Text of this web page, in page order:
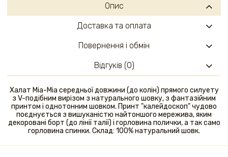
Опис
Халат Mia-Mia середньої довжини (до колін) прямого силуету
з V-подібним вирізом з натурального шовку, з фантазійним
принтом і однотонним шовком. Принт "калейдоскоп" чудово
поєднується з вишуканістю найтоншого мережива, яким
декоровані борт (до лінії талії) і горловина полички, а так само
горловина спинки. Склад: 100% натуральний шовк.
Доставка та оплата
Повернення і обмін
Відгуків (0)